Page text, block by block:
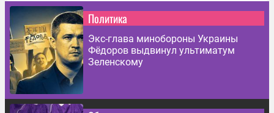
Политика
Экс-глава минобороны Украины
Фёдоров выдвинул ультиматум
Зеленскому